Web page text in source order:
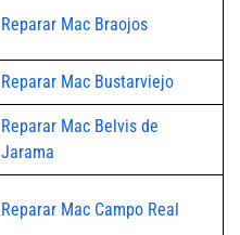
Reparar Mac Braojos
Reparar Mac Bustarviejo
Reparar Mac Belvis de
Jarama
Reparar Mac Campo Real